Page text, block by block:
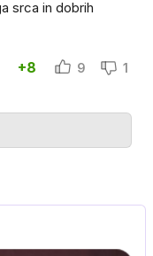
srca in dobrih
+8 9 1